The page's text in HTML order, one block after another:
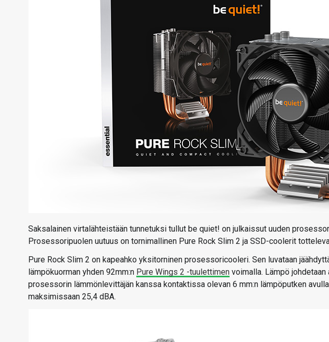
Saksalainen virtalähteistään tunnetuksi tullut be quiet! on julkaissut uuden
Prosessoripuolen uutuus on tornimallinen Pure Rock Slim 2 ja SSD-coolerit
Pure Rock Slim 2 on kapeahko yksitorninen prosessoricooleri. Sen luvataan
lämpökuorman yhden 92mm:n Pure Wings 2 -tuulettimen voimalla. Lämpö
prosessorin lämmönlevittäjän kanssa kontaktissa olevan 6 mm:n lämpöputken
maksimissaan 25,4 dBA.